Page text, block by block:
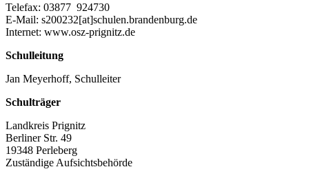
Telefax: 03877 924730
E-Mail: s200232[at]schulen.brandenburg.de
Internet: www.osz-prignitz.de
Schulleitung
Jan Meyerhoff, Schulleiter
Schulträger
Landkreis Prignitz
Berliner Str. 49
19348 Perleberg
Zuständige Aufsichtsbehörde